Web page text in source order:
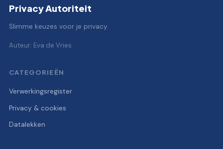
Privacy Autoriteit
Slimme keuzes voor je privacy.
Auteur: Eva de Vries
CATEGORIEËN
Verwerkingsregister
Privacy & cookies
Datalekken